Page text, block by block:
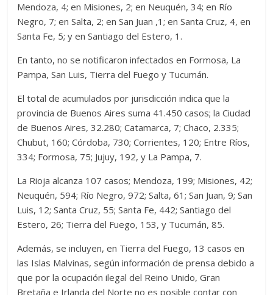
Mendoza, 4; en Misiones, 2; en Neuquén, 34; en Río
Negro, 7; en Salta, 2; en San Juan ,1; en Santa Cruz, 4, en
Santa Fe, 5; y en Santiago del Estero, 1.
En tanto, no se notificaron infectados en Formosa, La
Pampa, San Luis, Tierra del Fuego y Tucumán.
El total de acumulados por jurisdicción indica que la
provincia de Buenos Aires suma 41.450 casos; la Ciudad
de Buenos Aires, 32.280; Catamarca, 7; Chaco, 2.335;
Chubut, 160; Córdoba, 730; Corrientes, 120; Entre Ríos,
334; Formosa, 75; Jujuy, 192, y La Pampa, 7.
La Rioja alcanza 107 casos; Mendoza, 199; Misiones, 42;
Neuquén, 594; Río Negro, 972; Salta, 61; San Juan, 9; San
Luis, 12; Santa Cruz, 55; Santa Fe, 442; Santiago del
Estero, 26; Tierra del Fuego, 153, y Tucumán, 85.
Además, se incluyen, en Tierra del Fuego, 13 casos en
las Islas Malvinas, según información de prensa debido a
que por la ocupación ilegal del Reino Unido, Gran
Bretaña e Irlanda del Norte no es posible contar con